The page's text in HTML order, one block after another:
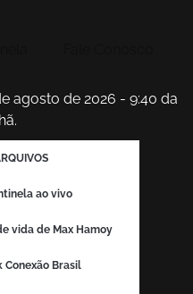
agosto de 2026 - 9:40 da
ao vivo
vida de Max Hamoy
Conexão Brasil